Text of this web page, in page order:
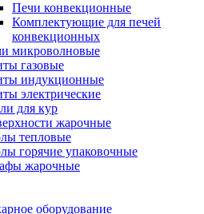
Печи конвекционные
Комплектующие для печей
конвекционных
микроволновые
газовые
индукционные
электрические
для кур
жарочные
тепловые
горячие упаковочные
жарочные
оборудование